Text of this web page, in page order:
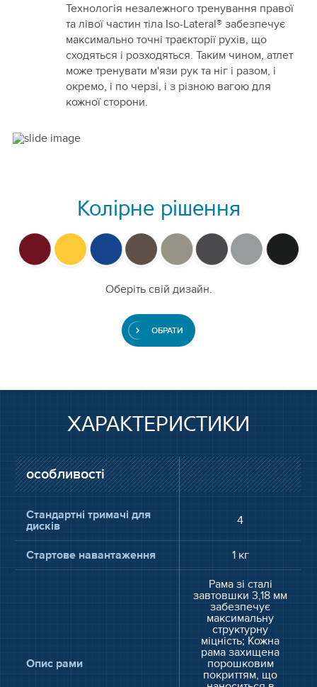
Технологія незалежного тренування правої
та лівої частин тіла Iso-Lateral® забезпечує
максимально точні траєкторії рухів, що
сходяться і розходяться. Таким чином, атлет
може тренувати м'язи рук та ніг і разом, і
окремо, і по черзі, і з різною вагою для
кожної сторони.
Колірне рішення
Оберіть свій дизайн.
ОБРАТИ
ХАРАКТЕРИСТИКИ
особливості
Стандартні тримачі для
дисків
4
Стартове навантаження 1 кг
Опис рами
Рама зі сталі
завтовшки 3,18 мм
забезпечує
максимальну
структурну
міцність; Кожна
рама захищена
порошковим
покриттям, що